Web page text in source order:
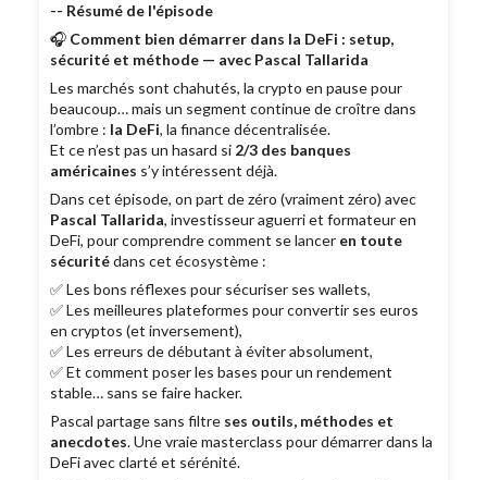
-- Résumé de l'épisode
🎧 Comment bien démarrer dans la DeFi : setup,
sécurité et méthode — avec Pascal Tallarida
Les marchés sont chahutés, la crypto en pause pour
beaucoup… mais un segment continue de croître dans
l’ombre : la DeFi, la finance décentralisée.
Et ce n’est pas un hasard si 2/3 des banques
américaines s’y intéressent déjà.
Dans cet épisode, on part de zéro (vraiment zéro) avec
Pascal Tallarida, investisseur aguerri et formateur en
DeFi, pour comprendre comment se lancer en toute
sécuritédans cet écosystème :
✅ Les bons réflexes pour sécuriser ses wallets,
✅ Les meilleures plateformes pour convertir ses euros
en cryptos (et inversement),
✅ Les erreurs de débutant à éviter absolument,
✅ Et comment poser les bases pour un rendement
stable… sans se faire hacker.
Pascal partage sans filtre ses outils, méthodes et
anecdotes. Une vraie masterclass pour démarrer dans la
DeFi avec clarté et sérénité.